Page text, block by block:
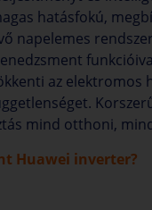
hatásfokú,
napelemes
az elektromos
mind otthoni,
Huawei inverter?